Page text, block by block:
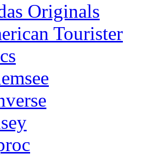
Originals
Tourister